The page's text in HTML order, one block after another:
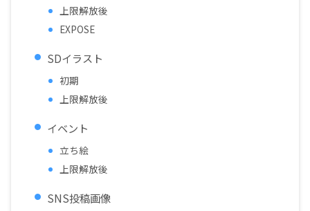
上限解放後
EXPOSE
SDイラスト
初期
上限解放後
イベント
立ち絵
上限解放後
SNS投稿画像